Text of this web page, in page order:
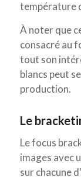
température
À noter que
consacré au
tout son
blancs peut
production.
Le
Le focus
images avec
sur chacune